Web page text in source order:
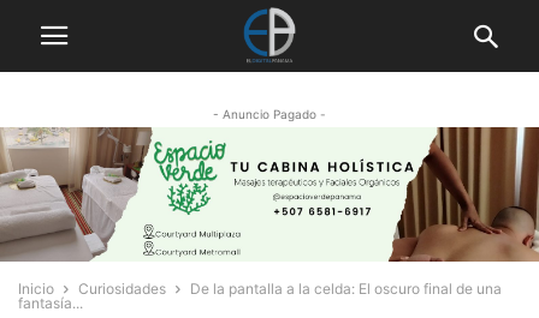
- Anuncio Pagado -
Inicio Curiosidades
De la pantalla a la celda: El oscuro final de una
fantasía...